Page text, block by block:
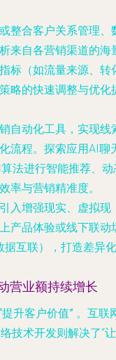
或整合客户关系管理、
来自各营销渠道的海
标（如流量来源、转
略的快速调整与优化
自动化工具，实现线
流程。探索应用AI聊
法进行智能推荐、动
率与营销精准度。
入增强现实、虚拟现
产品体验或线下联动
据互联），打造差异化
营业额持续增长
提升客户价值” 。互联
技术开发则解决了“让